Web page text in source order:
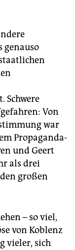
genauso
Schwere
Von
war
Propaganda-
und Geert
als drei
großen
– so viel,
von Koblenz
vieler, sich